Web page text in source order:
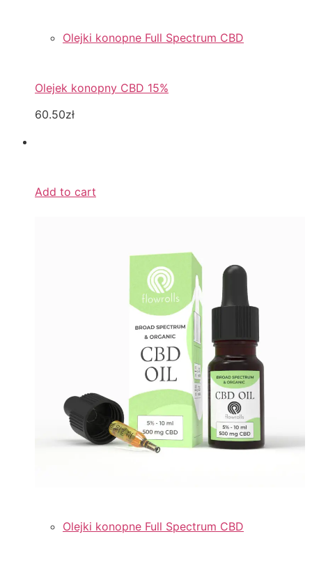
Olejki konopne Full Spectrum CBD
Olejek konopny CBD 15%
60.50zł
Add to cart
Olejki konopne Full Spectrum CBD